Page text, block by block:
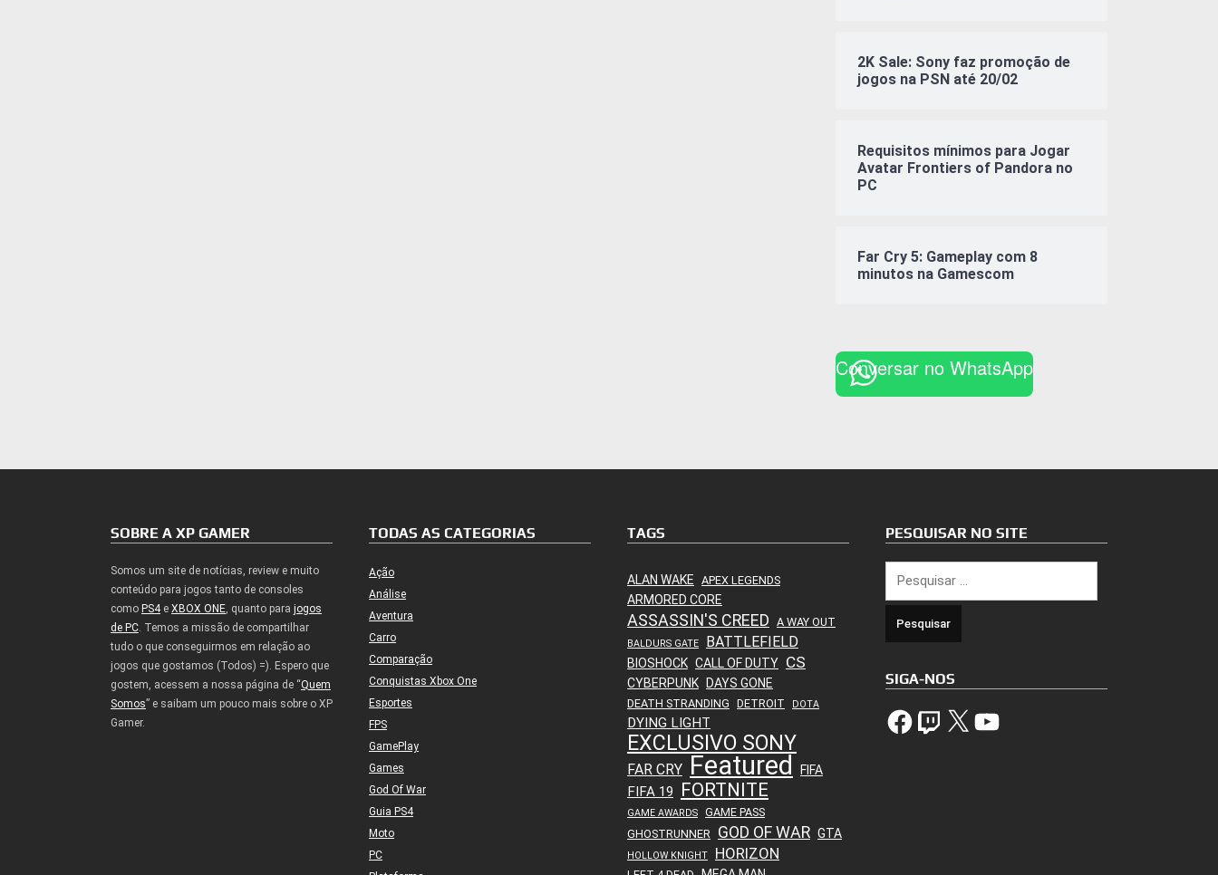
2K Sale: Sony faz promoção de
jogos na PSN até 20/02
Requisitos mínimos para Jogar
Avatar Frontiers of Pandora no
PC
Far Cry 5: Gameplay com 8
minutos na Gamescom
Conversar no WhatsApp
SOBRE A XP GAMER
Somos um site de notícias, review e muito
conteúdo para jogos tanto de consoles
como PS4e XBOX ONE, quanto para jogos
de PC. Temos a missão de compartilhar
tudo o que conseguirmos em relação ao
jogos que gostamos (Todos) =). Espero que
gostem, acessem a nossa página de “Quem
Somos” e saibam um pouco mais sobre o XP
Gamer.
TODAS AS CATEGORIAS
Ação
Análise
Aventura
Carro
Comparação
Conquistas Xbox One
Esportes
FPS
GamePlay
Games
God Of War
Guia PS4
Moto
PC
TAGS
ALAN WAKE APEX LEGENDS
ARMORED CORE
ASSASSIN'S CREED A WAY OUT
BALDURS GATE BATTLEFIELD
BIOSHOCK CALL OF DUTY CS
CYBERPUNK DAYS GONE
DEATH STRANDING DETROIT DOTA
DYING LIGHT
EXCLUSIVO SONY
FAR CRY Featured FIFA
FIFA 19 FORTNITE
GAME AWARDS
GAME PASS
GHOSTRUNNER GOD OF WAR GTA
HOLLOW KNIGHT HORIZON
PESQUISAR NO SITE
por:
SIGA-NOS
FacebookTwitch X YouTube